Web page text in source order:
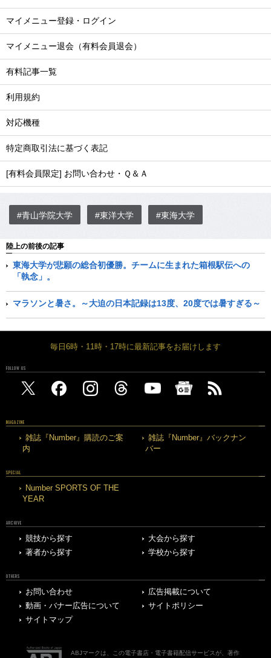
マイメニュー登録・ログイン
マイメニュー退会（有料会員退会）
有料記事一覧
利用規約
対応機種
特定商取引法に基づく表記
[有料会員限定] お問い合わせ・Ｑ＆Ａ
#青山学院大学 #東洋大学 #東海大学
陸上の前後の記事
東海大学が悲願の総合初優勝。チームに生まれた箱根駅伝への
「執念」。
マラソンと暑さ。～大迫の日本記録は13度、20度では暑すぎる～
毎日6時・11時・17時に最新記事をお届けします
FOLLOW US
MAGAZINE
雑誌『Number』購読のご案
内
雑誌『Number』バックナン
バー
SPECIAL
Number SPORTS OF THE
YEAR
ARCHIVE
競技から探す
大会から探す
著者から探す
学校から探す
OTHERS
お問い合わせ
広告掲載について
動画・バナー広告について
サイトポリシー
サイトマップ
ABJマークは、この電子書店・電子書籍配信サービスが、著作